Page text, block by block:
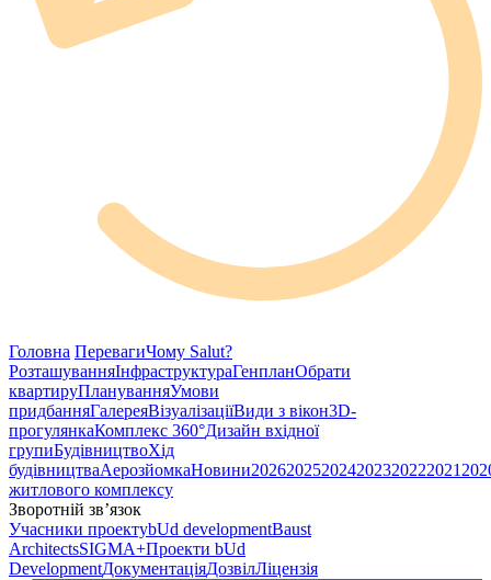
Головна ПеревагиЧому Salut?
РозташуванняІнфраструктураГенпланОбрати
квартируПлануванняУмови
придбанняГалереяВізуалізаціїВиди з вікон3D-
прогулянкаКомплекс 360°Дизайн вхідної
групиБудівництвоХід
будівництваАерозйомкаНовини202620252024202320222021
житлового комплексу
Зворотній зв’язок
Учасники проектуbUd developmentBaust
ArchitectsSIGMA+Проекти bUd
DevelopmentДокументаціяДозвілЛіцензія